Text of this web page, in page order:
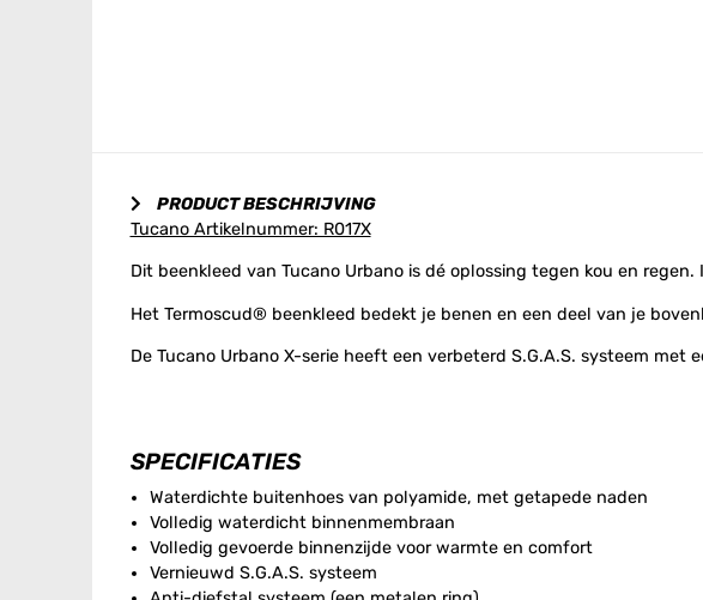
PRODUCT BESCHRIJVING
Tucano Artikelnummer: R017X
Dit beenkleed van Tucano Urbano is dé oplossing tegen kou en
Het Termoscud® beenkleed bedekt je benen en een deel van je
De Tucano Urbano X-serie heeft een verbeterd S.G.A.S. systeem
SPECIFICATIES
Waterdichte buitenhoes van polyamide, met getapede naden
Volledig waterdicht binnenmembraan
Volledig gevoerde binnenzijde voor warmte en comfort
Vernieuwd S.G.A.S. systeem